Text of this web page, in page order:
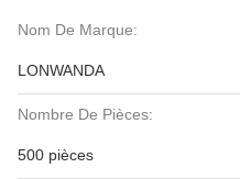
Nom De Marque:
LONWANDA
Nombre De Pièces:
500 pièces